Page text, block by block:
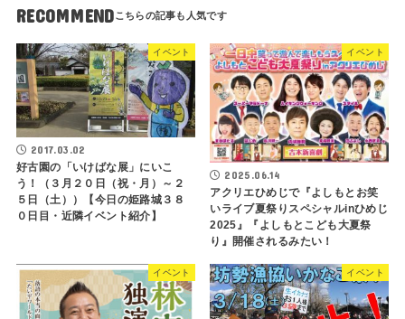
RECOMMEND
イベント
2017.03.02
好古園の「いけばな展」にいこ
う！（３月２０日（祝・月）～２
５日（土））【今日の姫路城３８
０日目・近隣イベント紹介】
イベント
2025.06.14
アクリエひめじで『よしもとお笑
いライブ夏祭りスペシャルinひめじ
2025』『よしもとこども大夏祭
り』開催されるみたい！
イベント イベント